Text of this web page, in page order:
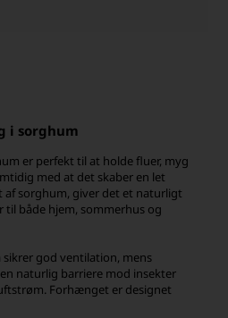
i sorghum
er perfekt til at holde fluer, myg
med at det skaber en let
af sorghum, giver det et naturligt
til både hjem, sommerhus og
god ventilation, mens
naturlig barriere mod insekter
Forhænget er designet